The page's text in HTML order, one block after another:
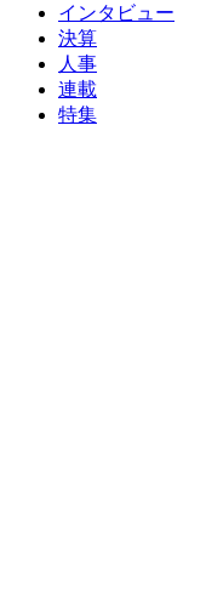
インタビュー
決算
人事
連載
特集